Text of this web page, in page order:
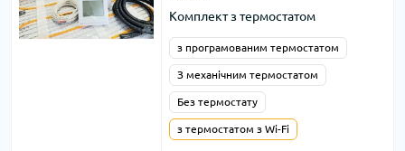
Комплект з термостатом
з програмованим термостатом
З механічним термостатом
Без термостату
з термостатом з Wi-Fi